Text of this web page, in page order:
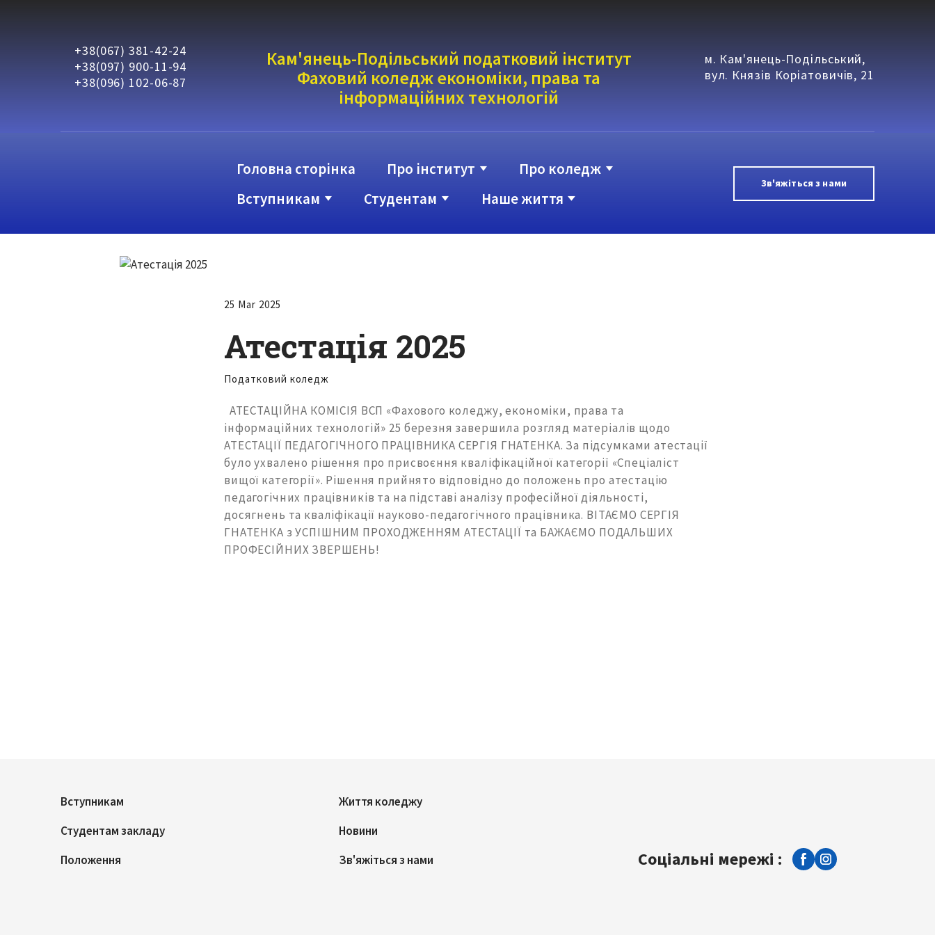
+38(067) 381-42-24
+38(097) 900-11-94
+38(096) 102-06-87
Кам'янець-Подільський податковий інститут
Фаховий коледж економіки, права та
інформаційних технологій
м. Кам'янець-Подільський,
вул. Князів Коріатовичів, 21
Головна сторінка Про інститут
Про коледж
Вступникам
Студентам Наше життя
Зв'яжіться з нами
25 Mar 2025
Атестація 2025
Податковий коледж
АТЕСТАЦІЙНА КОМІСІЯ ВСП «Фахового коледжу, економіки, права та
інформаційних технологій» 25 березня завершила розгляд матеріалів щодо
АТЕСТАЦІЇ ПЕДАГОГІЧНОГО ПРАЦІВНИКА СЕРГІЯ ГНАТЕНКА. За підсумками атестації
було ухвалено рішення про присвоєння кваліфікаційної категорії «Спеціаліст
вищої категорії». Рішення прийнято відповідно до положень про атестацію
педагогічних працівників та на підставі аналізу професійної діяльності,
досягнень та кваліфікації науково-педагогічного працівника. ВІТАЄМО СЕРГІЯ
ГНАТЕНКА з УСПІШНИМ ПРОХОДЖЕННЯМ АТЕСТАЦІЇ та БАЖАЄМО ПОДАЛЬШИХ
ПРОФЕСІЙНИХ ЗВЕРШЕНЬ!
Вступникам
Студентам закладу
Положення
Життя коледжу
Новини
Зв'яжіться з нами
Соціальні мережі :